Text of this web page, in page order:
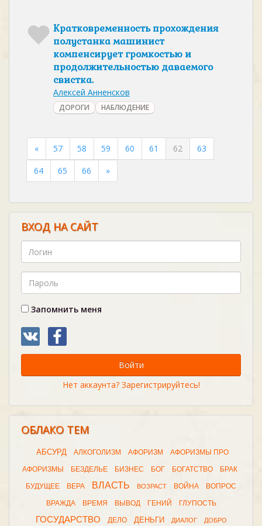
Кратковременность прохождения
полустанка машинист
компенсирует громкостью и
продолжительностью даваемого
свистка.
Алексей Анненсков
ДОРОГИ НАБЛЮДЕНИЕ
« 57 58 59 60 61 62
63
64
65 66 »
ВХОД НА САЙТ
Запомнить меня
Войти
Нет аккаунта? Зарегистрируйтесь!
ОБЛАКО ТЕМ
АБСУРД АЛКОГОЛИЗМ АФОРИЗМ АФОРИЗМЫ ПРО
АФОРИЗМЫ БЕЗДЕЛЬЕ БИЗНЕС БОГ БОГАТСТВО БРАК
БУДУЩЕЕ ВЕРА ВЛАСТЬ ВОЗРАСТ ВОЙНА ВОПРОС
ВРАЖДА ВРЕМЯ ВЫВОД ГЕНИЙ ГЛУПОСТЬ
ГОСУДАРСТВО ДЕЛО ДЕНЬГИ ДИАЛОГ ДОБРО